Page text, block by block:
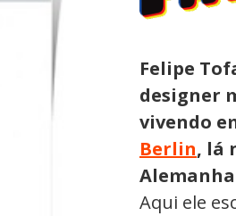
Felipe
designer
vivendo
Berlin, lá
Aqui ele